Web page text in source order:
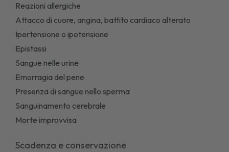
Reazioni allergiche
Attacco di cuore, angina, battito cardiaco alterato
Ipertensione o ipotensione
Epistassi
Sangue nelle urine
Emorragia del pene
Presenza di sangue nello sperma
Sanguinamento cerebrale
Morte improvvisa
Scadenza e conservazione